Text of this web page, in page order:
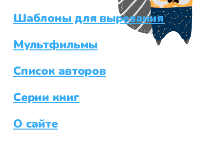
Шаблоны для вырезания
Мультфильмы
Список авторов
Серии книг
О сайте